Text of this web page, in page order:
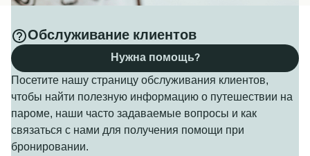
Обслуживание клиентов
Посетите нашу страницу обслуживания клиентов,
чтобы найти полезную информацию о путешествии на
пароме, наши часто задаваемые вопросы и как
связаться с нами для получения помощи при
бронировании.
Нужна помощь?